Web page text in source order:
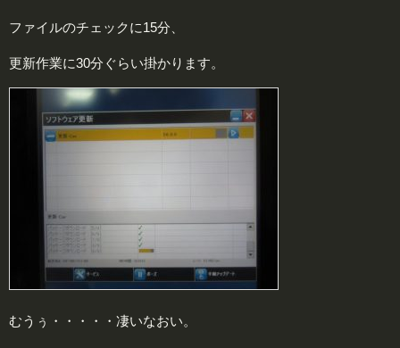
ファイルのチェックに15分、
更新作業に30分ぐらい掛かります。
むうぅ・・・・・凄いなおい。